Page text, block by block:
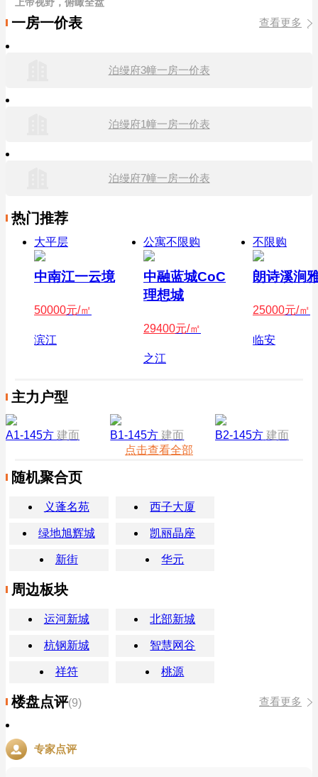
一房一价表 查看更多
泊缦府3幢一房一价表
泊缦府1幢一房一价表
泊缦府7幢一房一价表
热门推荐
大平层
中南江一云境
50000元/㎡
滨江
公寓不限购
中融蓝城CoC
理想城
29400元/㎡
之江
不限购
朗诗溪涧
25000元/㎡
临安
主力户型
A1-145方 建面 B1-145方 建面 B2-145方 建面
点击查看全部
随机聚合页
义蓬名苑 西子大厦
绿地旭辉城 凯丽晶座
新街 华元
周边板块
运河新城 北部新城
杭钢新城 智慧网谷
祥符 桃源
楼盘点评(9) 查看更多
专家点评